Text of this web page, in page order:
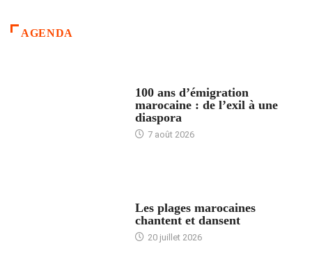
AGENDA
100 ans d’émigration
marocaine : de l’exil à une
diaspora
7 août 2026
Les plages marocaines
chantent et dansent
20 juillet 2026